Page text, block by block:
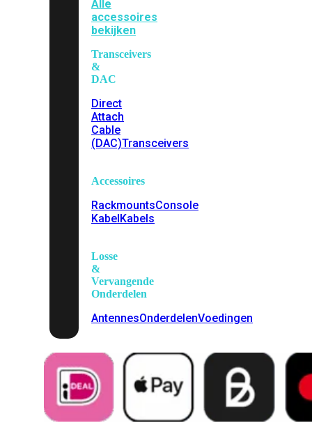
Alle
accessoires
bekijken
Transceivers
&
DAC
Direct
Attach
Cable
(DAC)Transceivers
Accessoires
RackmountsConsole
KabelKabels
Losse
&
Vervangende
Onderdelen
AntennesOnderdelenVoedingen